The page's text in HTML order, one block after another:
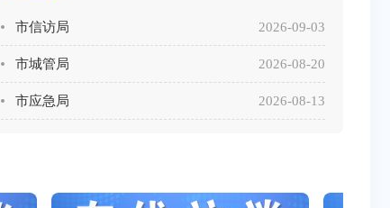
2026-09-03
市信访局
2026-08-20
市城管局
2026-08-13
市应急局